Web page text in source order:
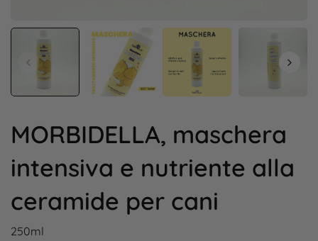
MORBIDELLA, maschera
intensiva e nutriente alla
ceramide per cani
250ml